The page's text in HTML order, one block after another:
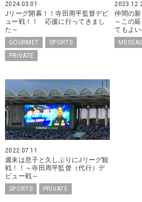
2024.03.01
Jリーグ開幕！！寺田周平監督デビ
ュー戦！！ 応援に行ってきまし
た～
GOURMET
SPORTS
PRIVATE
仲間の
～この
てもよ
2022.07.11
週末は息子と久しぶりにJリーグ観
戦！！～寺田周平監督（代行）デ
ビュー戦～
SPORTS PRIVATE